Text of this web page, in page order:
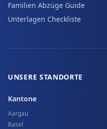
Familien Abzüge Guide
Unterlagen Checkliste
UNSERE STANDORTE
Kantone
Aargau
Basel